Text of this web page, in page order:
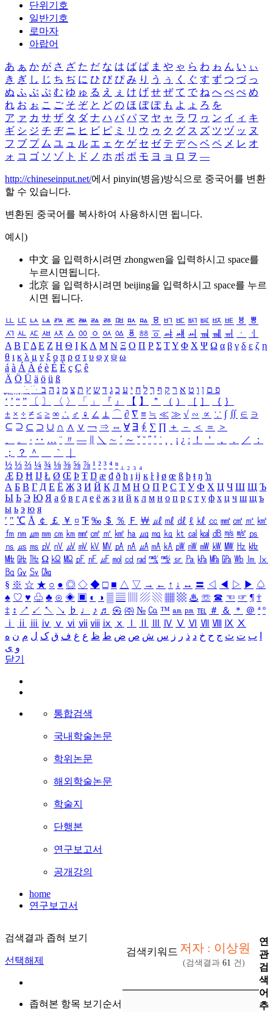
단위기호
일반기호
로마자
아랍어
あ ぁ か が さ ざ た だ な は ば ぱ ま や ゃ ら わ ゎ ん い ぃ
き ぎ し じ ち ぢ に ひ び ぴ み り う ぅ く ぐ す ず つ づ っ
ぬ ふ ぶ ぷ む ゆ ゅ る え ぇ け げ せ ぜ て で ね へ べ ぺ め
れ お ぉ こ ご そ ぞ と ど の ほ ぼ ぽ も よ ょ ろ を
ア ァ カ サ ザ タ ダ ナ ハ バ パ マ ヤ ャ ラ ワ ヮ ン イ ィ キ
ギ シ ジ チ ヂ ニ ヒ ビ ピ ミ リ ウ ゥ ク グ ス ズ ツ ヅ ッ ヌ
フ ブ プ ム ユ ュ ル エ ェ ケ ゲ セ ゼ テ デ ヘ ベ ペ メ レ オ
ォ コ ゴ ソ ゾ ト ド ノ ホ ボ ポ モ ヨ ョ ロ ヲ ―
http://chineseinput.net/에서 pinyin(병음)방식으로 중국어를 변환
할 수 있습니다.
변환된 중국어를 복사하여 사용하시면 됩니다.
예시)
中文 을 입력하시려면 zhongwen을 입력하시고 space를
누르시면됩니다.
北京 을 입력하시려면 beijing을 입력하시고 space를 누르
시면 됩니다.
ㅥ ㅦ ㅧ ㅨ ㅩ ㅪ ㅫ ㅬ ㅭ ㅮ ㅯ ㅰ ㅱ ㅲ ㅳ ㅴ ㅵ ㅶ ㅷ ㅸ
ㅹ
ㅺ ㅻ ㅼ ㅽ ㅾ ㅿ ㆀ ㆁ ㆂ ㆃ ㆄ ㆅ ㆆ ㆇ ㆈ ㆉ ㆊ ㆋ ㆌ ㆍ
ㆎ
Α Β ΓΔ Ε Ζ Η Θ Ι ΚΛ Μ Ν Ξ Ο Π Ρ Σ ΤΥ Φ Χ Ψ Ω α β γ δ ε ζ η
θ ι κ λ μ ν ξ ο π ρ σ τ υ φ χ ψ ω
á à Á À é è É È ç Ç ê
Ä Ö Ü ä ö ü ß
ִֶֹ ֻּ ׁׂ פ ם ן ו ט א ר ק ף ך ל ח י ע כ ג ד ש ץ ת צ מ נ ה ב
‘ ’ “ ” 〔 〕 〈 〉 「 」 『 』 【 】 ＂ （ ） ［ ］ ｛ ｝
± × ÷ ≠ ≤ ≥ ∞ ∴ ♂ ♀ ∠ ⊥ ⌒ ∂ ∇ ≡ ≒ ≪ ≫ √ ∽ ∝ ∵ ∫ ∬ ∈ ∋
⊆ ⊇ ⊂ ⊃ ∪ ∩ ∧ ∨ ￢ ⇒ ⇔ ∀ ∃ ∮ ∑ ∏ ＋ － ＜ ＝
＞
、
。 · ‥ … ¨ 〃 ― ＼ ∼ ´ ～ ˇ ˘ ˝ ˚ ˙ ¸ ¡ ¿ ː ！ ＇ ， ． ／
：
；
？ ＾ ｀
½ ⅓ ⅔ ¼ ¾ ⅛ ⅜ ⅝ ⅞ ¹ ² ³ ⁴ ⁿ ₁ ₂ ₃ ₄
Æ Ð Ħ Ĳ Ł Ø Œ Þ Ŧ Ŋ æ đ ð ħ ı ĳ ĸ ŀ ł ø œ ß þ ŧ ŋ ŉ
А Б В Г Д Е Ё Ж З И Й К Л М Н О П Р С Т У Ф Х Ц Ч Ш Щ Ъ
Ы Ь Э Ю Я а б в г д е ё ж з и й к л м н о п р с т у ф х ц ч ш щ ъ
ы ь э ю я
′ ″ ℃ Å ￠ ￡ ￥ ¤ ℉ ‰ ＄ ％ Ｆ ￦ ㎕ ㎖ ㎗ ℓ ㎘ ㏄ ㎣ ㎤ ㎥ ㎦
㎙ ㎚ ㎛ ㎜ ㎝ ㎞ ㎟ ㎠ ㎡ ㎢ ㏊ ㎍ ㎎ ㎏ ㏏ ㎈ ㎉ ㏈ ㎧ ㎨ ㎰
㎱ ㎲ ㎳ ㎴ ㎵ ㎶ ㎷ ㎸ ㎹ ㎀ ㎁ ㎂ ㎃ ㎄ ㎺ ㎻ ㎽ ㎾ ㎿ ㎐ ㎑
㎒ ㎓ ㎔ Ω ㏀ ㏁ ㎊ ㎋ ㎌ ㏖ ㏅ ㎭ ㎮ ㎯ ㏛ ㎩ ㎪ ㎫ ㎬ ㏝ ㏐
㏓
㏃ ㏉ ㏜ ㏆
§ ※ ☆ ★ ○ ● ◎ ◇ ◆ □ ■ △ ▽ → ← ↑ ↓ ↔ 〓 ◁ ◀ ▷ ▶ ♤
♠ ♡ ♥ ♧ ♣ ⊙ ◈ ▣ ◐ ◑ ▒ ▤ ▨ ▧ ▦ ▩ ♨ ☏ ☎ ☜ ☞ ¶ †
‡ ↕ ↗ ↙ ↖ ↘ ♭ ♩ ♪ ♬ ㉿ ㈜ № ㏇ ™ ㏂ ㏘ ℡ ＃ ＆ ＊ ＠ ª º
ⅰ
ⅱ ⅲ ⅳ ⅴ ⅵ ⅶ ⅷ ⅸ ⅹ Ⅳ Ⅴ Ⅵ Ⅶ Ⅷ Ⅸ Ⅹ
ب ت ث ج ح خ د ذ ر ز س ش ص ض ط ظ ع غ ف ق ک ل م ن ه
و ی
닫기
통합검색
국내학술논문
학위논문
해외학술논문
학술지
단행본
연구보고서
공개강의
home
연구보고서
검색결과 좁혀 보기
선택해제
좁혀본 항목 보기순서
검색키워드 저자 : 이상원
(검색결과 61 건)
연
관
검
색
어
추